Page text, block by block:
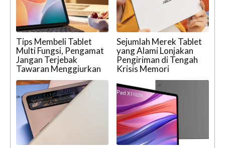
Tips Membeli Tablet
Multi Fungsi, Pengamat
Jangan Terjebak
Tawaran Menggiurkan
Sejumlah Merek Tablet
yang Alami Lonjakan
Pengiriman di Tengah
Krisis Memori